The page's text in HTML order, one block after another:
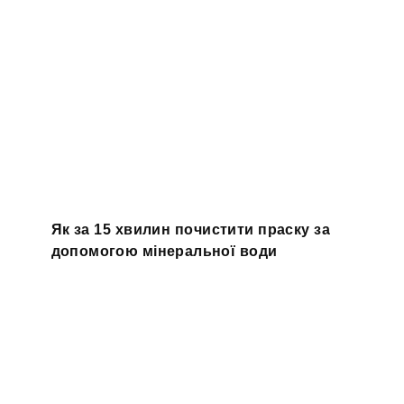
Як за 15 хвилин почистити праску за
допомогою мінеральної води